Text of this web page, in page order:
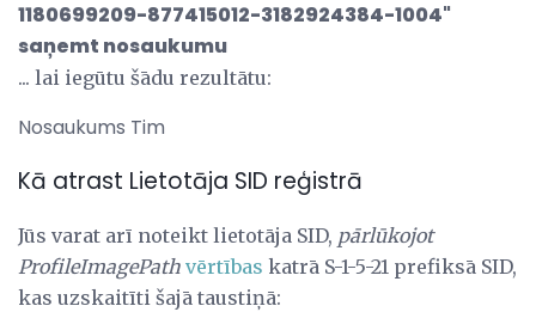
1180699209-877415012-3182924384-1004"
saņemt nosaukumu
... lai iegūtu šādu rezultātu:
Nosaukums Tim
Kā atrast Lietotāja SID reģistrā
Jūs varat arī noteikt lietotāja SID, pārlūkojot
ProfileImagePath vērtības katrā S-1-5-21 prefiksā SID,
kas uzskaitīti šajā taustiņā: